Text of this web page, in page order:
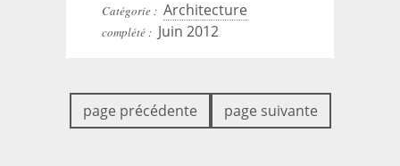
Catégorie : Architecture
complété : Juin 2012
page précédente page suivante